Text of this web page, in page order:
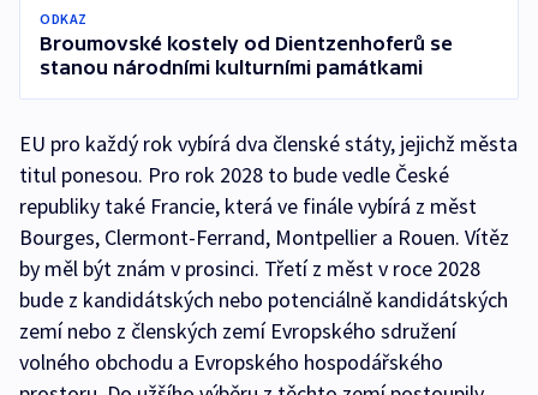
ODKAZ
Broumovské kostely od Dientzenhoferů se
stanou národními kulturními památkami
EU pro každý rok vybírá dva členské státy, jejichž města
titul ponesou. Pro rok 2028 to bude vedle České
republiky také Francie, která ve finále vybírá z měst
Bourges, Clermont-Ferrand, Montpellier a Rouen. Vítěz
by měl být znám v prosinci. Třetí z měst v roce 2028
bude z kandidátských nebo potenciálně kandidátských
zemí nebo z členských zemí Evropského sdružení
volného obchodu a Evropského hospodářského